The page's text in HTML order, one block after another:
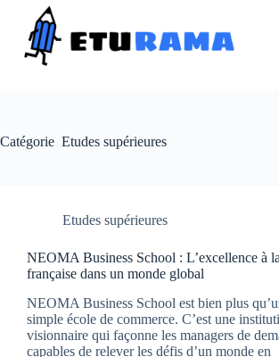
contenu
Catégorie Etudes supérieures
Etudes supérieures
NEOMA Business School : L’excellence à la
française dans un monde global
NEOMA Business School est bien plus
simple école de commerce. C’est une
visionnaire qui façonne les managers de
capables de relever les défis d’un monde en